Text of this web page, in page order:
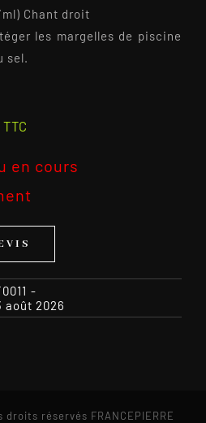
ml) Chant droit
les margelles de piscine
sel.
TTC
en cours
-
août 2026
réservés FRANCEPIERRE